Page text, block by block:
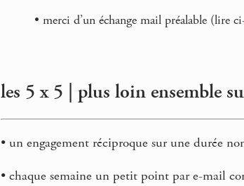
• merci d’un échange mail préalable (lire
les 5 x 5 | plus loin ensemble
• un engagement réciproque sur une durée
• chaque semaine un petit point par e-mail